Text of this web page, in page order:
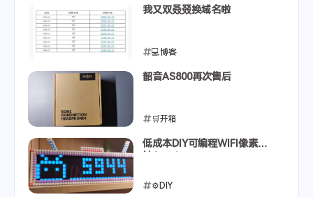
2023-04-07
我又双叒叕换域名啦
💻博客
2023-03-27
韶音AS800再次售后
🛒开箱
2023-03-24
低成本DIY可编程WIFI像素时
⚙️DIY